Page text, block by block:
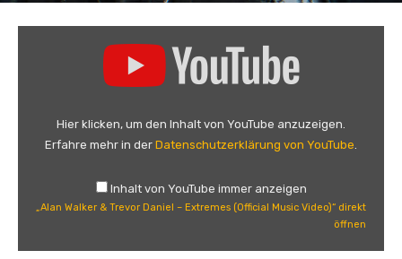
Hier klicken, um den Inhalt von YouTube anzuzeigen.
Erfahre mehr in der Datenschutzerklärung von YouTube.
Inhalt von YouTube immer anzeigen
„Alan Walker & Trevor Daniel – Extremes (Official Music Video)“ direkt
öffnen